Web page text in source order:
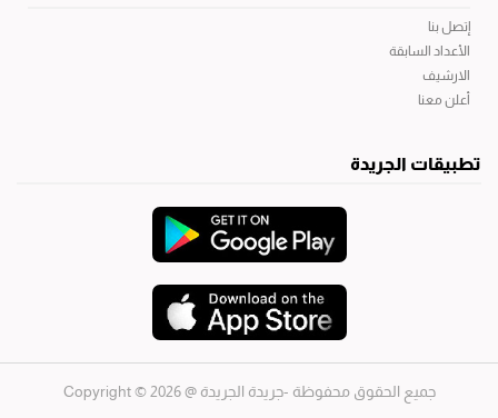
إتصل بنا
الأعداد السابقة
الارشيف
أعلن معنا
تطبيقات الجريدة
جميع الحقوق محفوظة -جريدة الجريدة@ 2026 © Copyright